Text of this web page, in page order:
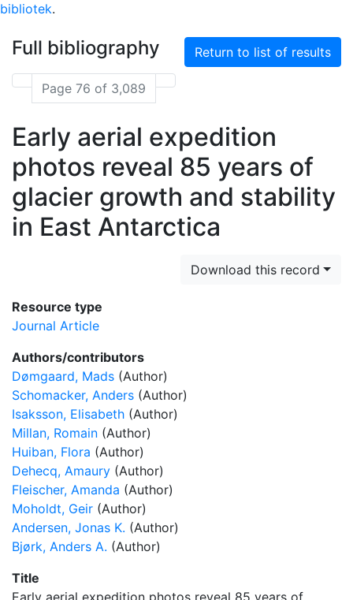
bibliotek.
Full bibliography Return to list of results
Page 76 of 3,089
Early aerial expedition
photos reveal 85 years of
glacier growth and stability
in East Antarctica
Download this record
Resource type
Journal Article
Authors/contributors
Dømgaard, Mads (Author)
Schomacker, Anders (Author)
Isaksson, Elisabeth (Author)
Millan, Romain (Author)
Huiban, Flora (Author)
Dehecq, Amaury (Author)
Fleischer, Amanda (Author)
Moholdt, Geir (Author)
Andersen, Jonas K. (Author)
Bjørk, Anders A. (Author)
Title
Early aerial expedition photos reveal 85 years of